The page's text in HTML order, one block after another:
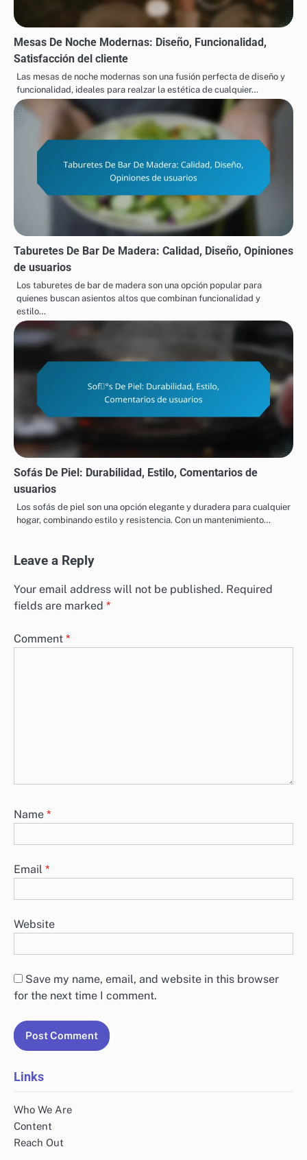
Mesas De Noche Modernas: Diseño, Funcionalidad,
Satisfacción del cliente
Las mesas de noche modernas son una fusión perfecta de diseño y
funcionalidad, ideales para realzar la estética de cualquier…
Taburetes De Bar De Madera: Calidad, Diseño, Opiniones
de usuarios
Los taburetes de bar de madera son una opción popular para
quienes buscan asientos altos que combinan funcionalidad y
estilo…
Sofás De Piel: Durabilidad, Estilo, Comentarios de
usuarios
Los sofás de piel son una opción elegante y duradera para cualquier
hogar, combinando estilo y resistencia. Con un mantenimiento…
Leave a Reply
Your email address will not be published. Required
fields are marked *
Comment *
Name *
Email *
Website
Save my name, email, and website in this browser
for the next time I comment.
Links
Who We Are
Content
Reach Out